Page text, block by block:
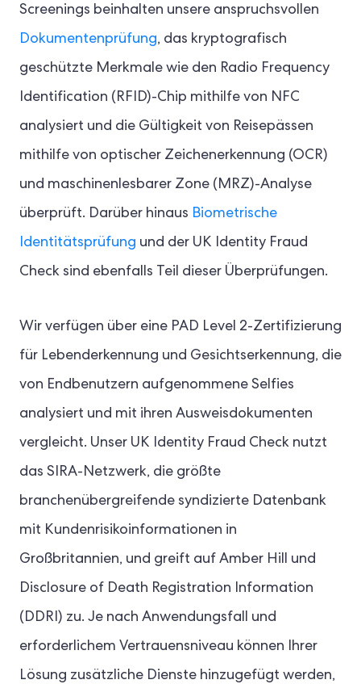
Screenings beinhalten unsere anspruchsvollen
Dokumentenprüfung, das kryptografisch
geschützte Merkmale wie den Radio Frequency
Identification (RFID)-Chip mithilfe von NFC
analysiert und die Gültigkeit von Reisepässen
mithilfe von optischer Zeichenerkennung (OCR)
und maschinenlesbarer Zone (MRZ)-Analyse
überprüft. Darüber hinaus Biometrische
Identitätsprüfung und der UK Identity Fraud
Check sind ebenfalls Teil dieser Überprüfungen.
Wir verfügen über eine PAD Level 2-Zertifizierung
für Lebenderkennung und Gesichtserkennung, die
von Endbenutzern aufgenommene Selfies
analysiert und mit ihren Ausweisdokumenten
vergleicht. Unser UK Identity Fraud Check nutzt
das SIRA-Netzwerk, die größte
branchenübergreifende syndizierte Datenbank
mit Kundenrisikoinformationen in
Großbritannien, und greift auf Amber Hill und
Disclosure of Death Registration Information
(DDRI) zu. Je nach Anwendungsfall und
erforderlichem Vertrauensniveau können Ihrer
Lösung zusätzliche Dienste hinzugefügt werden,